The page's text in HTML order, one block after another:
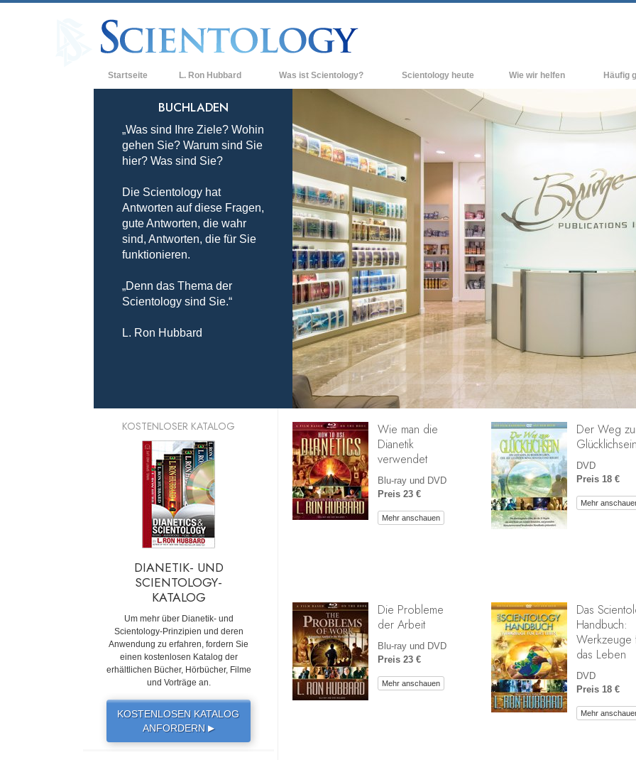
Startseite L. Ron Hubbard Was ist Scientology?
Anschauungen und Praxis
Scientology Bekenntnisse und Kodizes
Was Scientologen über Scientology
Lernen Sie einen Scientologen kennen
Innerhalb einer Scientology Kirche
Die Grundprinzipien der Scientology
Eine Einführung in die Dianetik
Liebe und Hass – Was ist Größe?
Scientology heute
Neue Scientology Kirchen
Fortgeschrittene Organisationen
Flag Land Base
Freewinds
Scientology für die Welt
David Miscavige - Das kirchliche
Oberhaupt der Scientology
Wie wir helfen Häufig
Innerhalb
Die
BUCHLADEN
„Was sind Ihre Ziele? Wohin
gehen Sie? Warum sind Sie
hier? Was sind Sie?
Die Scientology hat
Antworten auf diese Fragen,
gute Antworten, die wahr
sind, Antworten, die für Sie
funktionieren.
„Denn das Thema der
Scientology sind Sie.“
L. Ron Hubbard
Wie man die
Dianetik
verwendet
Blu-ray und DVD
Preis 23 €
Mehr anschauen
Der Weg
Glücklichsein
DVD
Preis 18 €
Mehr
Die Probleme
der Arbeit
Blu-ray und DVD
Preis 23 €
Mehr anschauen
Das
Handbuch:
Werkzeuge
das Leben
DVD
Preis 18 €
Mehr
KOSTENLOSER KATALOG
DIANETIK- UND
SCIENTOLOGY-
KATALOG
Um mehr über Dianetik- und
Scientology-Prinzipien und deren
Anwendung zu erfahren, fordern Sie
einen kostenlosen Katalog der
erhältlichen Bücher, Hörbücher, Filme
und Vorträge an.
KOSTENLOSEN KATALOG
ANFORDERN ▶